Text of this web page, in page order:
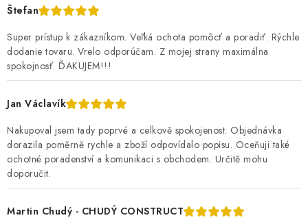
Štefan
Super prístup k zákazníkom. Veľká ochota pomôcť a poradiť. Rýchle
dodanie tovaru. Vrelo odporúčam. Z mojej strany maximálna
spokojnosť. ĎAKUJEM!!!
Jan Václavík
Nakupoval jsem tady poprvé a celkově spokojenost. Objednávka
dorazila poměrně rychle a zboží odpovídalo popisu. Oceňuji také
ochotné poradenství a komunikaci s obchodem. Určitě mohu
doporučit.
Martin Chudý - CHUDÝ CONSTRUCT